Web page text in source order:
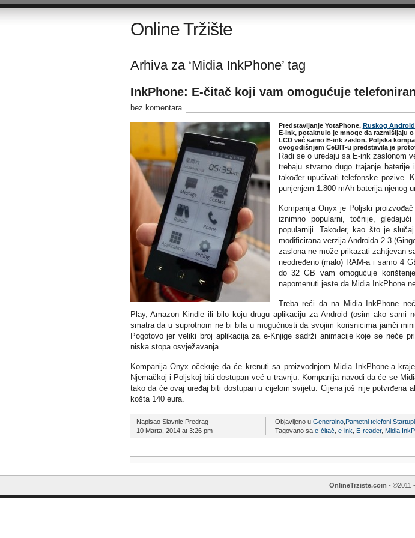
Online Tržište
Arhiva za ‘Midia InkPhone’ tag
InkPhone: E-čitač koji vam omogućuje
bez komentara
Predstavljanje YotaPhone, Ruskog
E-ink, potaknulo je mnoge da razmišljaju
LCD već samo E-ink zaslon. Poljska
ovogodišnjem CeBIT-u predstavila je
Radi se o uređaju sa E-ink zaslonom
trebaju stvarno dugo trajanje
također upućivati telefonske pozive.
punjenjem 1.800 mAh baterija njenog
Kompanija Onyx je Poljski
iznimno popularni, točnije,
popularniji. Također, kao što je
modificirana verzija Androida 2.3
zaslona ne može prikazati zahtjevan
neodređeno (malo) RAM-a i samo 4
do 32 GB vam omogućuje
napomenuti jeste da Midia InkPhone
Treba reći da na Midia InkPhone
Play, Amazon Kindle ili bilo koju drugu aplikaciju za Android (osim ako sami
smatra da u suprotnom ne bi bila u mogućnosti da svojim korisnicima jamči
Pogotovo jer veliki broj aplikacija za e-Knjige sadrži animacije koje se neće
niska stopa osvježavanja.
Kompanija Onyx očekuje da će krenuti sa proizvodnjom Midia InkPhone-a
Njemačkoj i Poljskoj biti dostupan već u travnju. Kompanija navodi da će se
tako da će ovaj uređaj biti dostupan u cijelom svijetu. Cijena još nije potvrđena
košta 140 eura.
Napisao Slavnic Predrag
10 Marta, 2014 at 3:26 pm
Objavljeno u Generalno, Pametni telefoni, Startupi
Tagovano sa e-čitač e-ink E-reader, Midia
OnlineTrziste.com - ©2011